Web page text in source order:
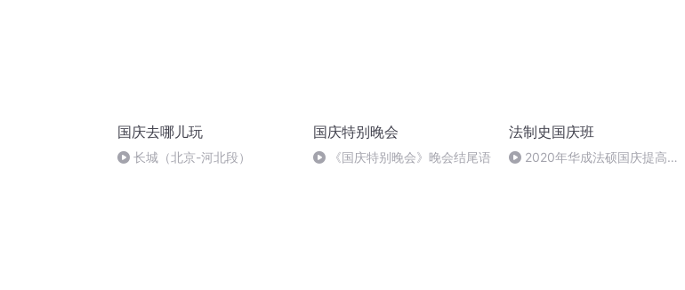
国庆去哪儿玩
长城（北京-河北段）
国庆特别晚会
《国庆特别晚会》晚会结尾语
法制史国庆班
2020年华成法硕国庆提高班